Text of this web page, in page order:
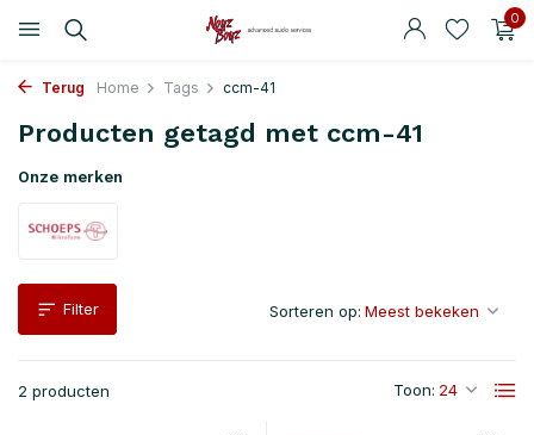
0
Terug Home Tags ccm-41
Producten getagd met ccm-41
Onze merken
Filter
2 producten Toon:
Sorteren op: